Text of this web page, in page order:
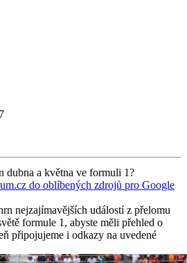
dubna a května ve formuli 1?
do oblíbených zdrojů pro Google
nejzajímavějších událostí z přelomu
formule 1, abyste měli přehled o
připojujeme i odkazy na uvedené